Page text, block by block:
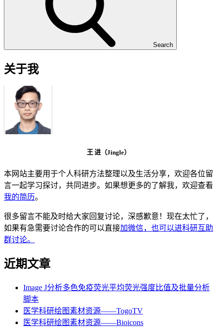
Search
关于我
王 进（Jingle）
本网站主要用于个人科研方法整理以及生活分享，欢迎各位留
言一起学习探讨，共同进步。如果想更多的了解我，欢迎查看
我的简历。
很多留言不能及时给大家回复讨论，深感歉意！现在太忙了，
如果有急需要讨论合作的可以直接加微信，也可以进科研互助
群讨论。
近期文章
Image J分析多色免疫荧光平均荧光强度比值及批量分析
脚本
医学科研绘图素材资源——TogoTV
医学科研绘图素材资源——Bioicons